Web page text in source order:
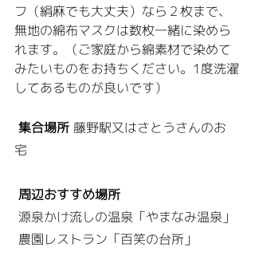
フ（絹麻でも大丈夫）なら２枚まで、
無地の綿布マスクは数枚一緒に染めら
れます。
（ご家庭から綿素材で染めて
みたいものをお持ちください。1度洗濯
してあるものが良いです）
集合場所 藤野駅又はさとうさんのお
宅
周辺おすすめ場所
源泉かけ流しの温泉「やまなみ温泉」
農園レストラン「百笑の台所」